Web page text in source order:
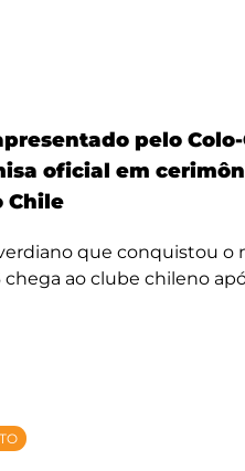
pelo
oficial em
Chile
que conquistou o
ao clube chileno